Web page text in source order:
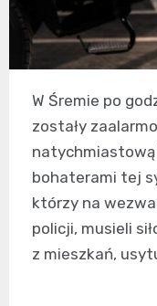
W Śremie po
zostały
natychmiastową
bohaterami tej
którzy na
policji, musieli
z mieszkań,